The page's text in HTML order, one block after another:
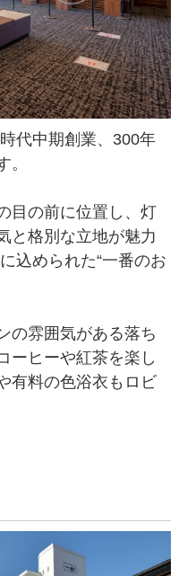
代中期創業、300年
。
目の前に位置し、灯
と格別な立地が魅力
込められた“一番のお
の雰囲気がある落ち
ーヒーや紅茶を楽し
有料の色浴衣もロビ